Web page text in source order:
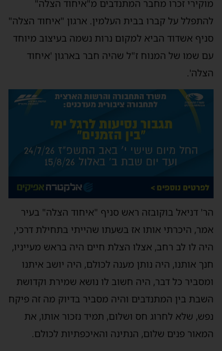
מוקירי זכרו מחבר המתנדבים מ"איחוד הצלה"
להתפלל על קברו בבית העלמין. ארגון "איחוד הצלה"
סניף אשדוד הביא למקום נרות נשמה בעיצוב מיוחד
עם שמו של המנוח ז"ל שהיה חבר בארגון 'איחוד
הצלה'.
הר' דניאל בוקובזה ראש סניף "איחוד הצלה" בעיר
אמר, היכרתי אותו אז בשעתו שהייתי בתחילת דרכי,
היה לו לב רחב, אצלו הצלת חיים היה בראש מעייניו,
חנך אותנו, היה נותן מענה לכולם, היה יושב איתנו
ומסביר כל דבר, היה חשוב לו נושא שמירת וקדושת
השבת בין המתנדבים והיה מסביר בדיוק מה זה פיקח
נפש, שלא לחרוג חס ושלום, תמיד נזכור אותו, את
המאור פנים שלום, הנתינה והאיכפתיות לכולם.